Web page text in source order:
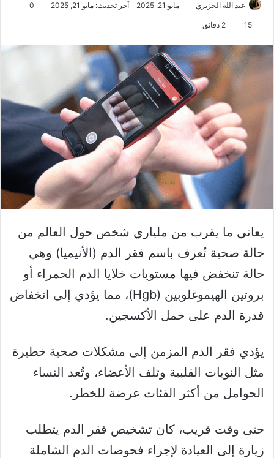
عبد الله الجزيري مايو 21, 2025 آخر تحديث: مايو 21, 2025 0
15
يعاني ما يقرب من ملياري شخص حول العالم من
حالة صحية تُعرف باسم فقر الدم (الأنيميا) وهي
حالة تنخفض فيها مستويات خلايا الدم الحمراء أو
بروتين الهيموغلوبين (Hgb)، مما يؤدي إلى انخفاض
قدرة الدم على حمل الأكسجين.
يؤدي فقر الدم المزمن إلى مشكلات صحية خطيرة
مثل النوبات القلبية وتلف الأعضاء، وتُعد النساء
الحوامل من أكثر الفئات عرضة للخطر.
حتى وقت قريب، كان تشخيص فقر الدم يتطلب
زيارة إلى العيادة لإجراء فحوصات الدم الشاملة